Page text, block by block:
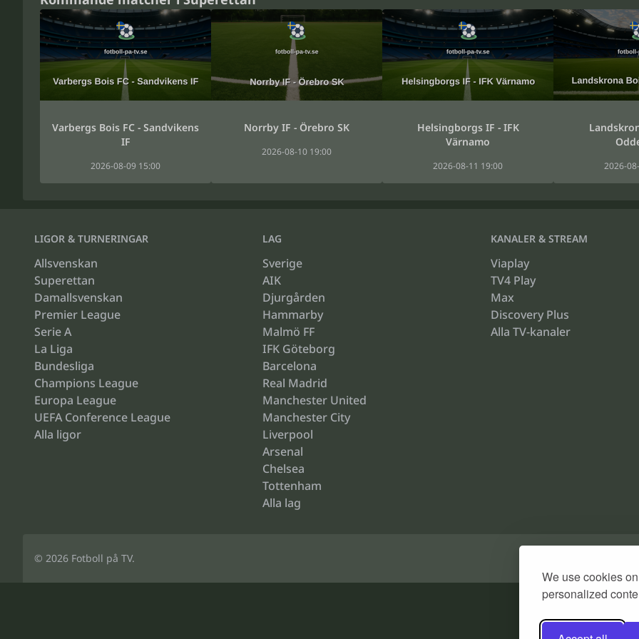
We use cookies
personalized
Varbergs Bois FC - Sandvikens
IF
2026-08-09 15:00
Norrby IF - Örebro SK
2026-08-10 19:00
Helsingborgs IF - IFK
Värnamo
2026-08-11 19:00 2026-
LIGOR & TURNERINGAR
Allsvenskan
Superettan
Damallsvenskan
Premier League
Serie A
La Liga
Bundesliga
Champions League
Europa League
UEFA Conference League
Alla ligor
LAG
Sverige
AIK
Djurgården
Hammarby
Malmö FF
IFK Göteborg
Barcelona
Real Madrid
Manchester United
Manchester City
Liverpool
Arsenal
Chelsea
Tottenham
Alla lag
KANALER & STREAM
Viaplay
TV4 Play
Max
Discovery Plus
Alla TV-kanaler
© 2026 Fotboll på TV.